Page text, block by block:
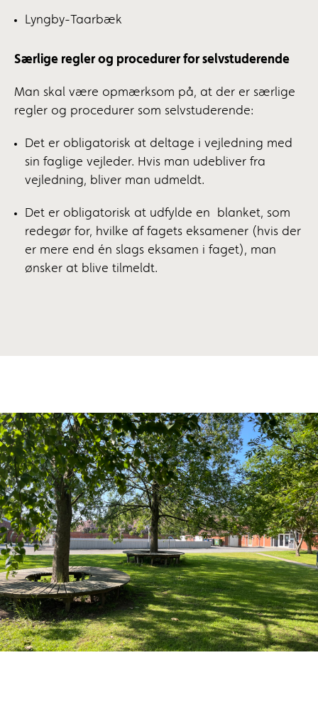
Lyngby-Taarbæk
Særlige regler og procedurer for selvstuderende
Man skal være opmærksom på, at der er særlige
regler og procedurer som selvstuderende:
Det er obligatorisk at deltage i vejledning med
sin faglige vejleder. Hvis man udebliver fra
vejledning, bliver man udmeldt.
Det er obligatorisk at udfylde en blanket, som
redegør for, hvilke af fagets eksamener (hvis der
er mere end én slags eksamen i faget), man
ønsker at blive tilmeldt.